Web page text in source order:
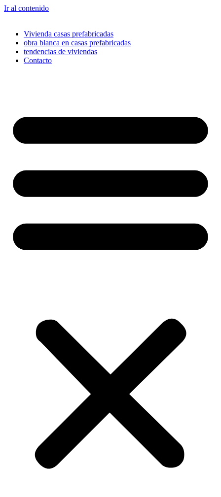
Ir al contenido
Vivienda casas prefabricadas
obra blanca en casas prefabricadas
tendencias de viviendas
Contacto